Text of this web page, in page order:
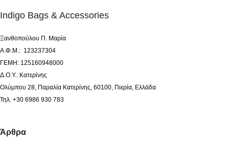
Indigo Bags & Accessories
Ξανθοπούλου Π. Μαρία
Α.Φ.Μ.: 123237304
ΓΕΜΗ: 125160948000
Δ.Ο.Υ.: Κατερίνης
Ολύμπου 28, Παραλία Κατερίνης, 60100, Πιερία, Ελλάδα
Τηλ. +30 6986 930 783
Άρθρα